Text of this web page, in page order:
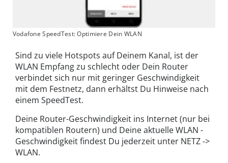
Vodafone SpeedTest: Optimiere Dein WLAN
Sind zu viele Hotspots auf Deinem Kanal, ist der
WLAN Empfang zu schlecht oder Dein Router
verbindet sich nur mit geringer Geschwindigkeit
mit dem Festnetz, dann erhältst Du Hinweise nach
einem SpeedTest.
Deine Router-Geschwindigkeit ins Internet (nur bei
kompatiblen Routern) und Deine aktuelle WLAN -
Geschwindigkeit findest Du jederzeit unter NETZ ->
WLAN.